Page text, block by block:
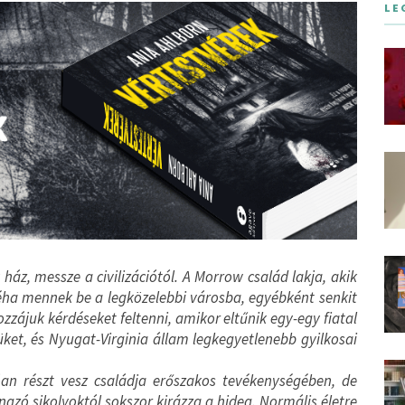
messze a civilizációtól. A Morrow család lakja, akik
mennek be a legközelebbi városba, egyébként senkit
kérdéseket feltenni, amikor eltűnik egy-egy fiatal
és Nyugat-Virginia állam legkegyetlenebb gyilkosai
részt vesz családja erőszakos tevékenységében, de